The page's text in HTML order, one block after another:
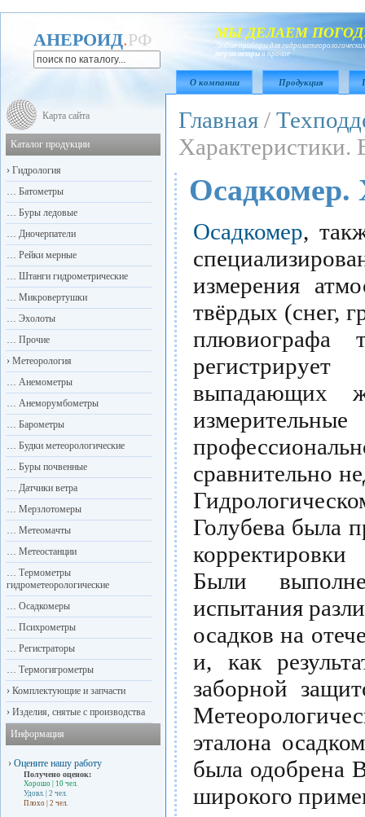
АНЕРОИД.РФ МЫ ДЕЛАЕМ
Любые приборы для
термометры и прочие
О компании Продукция
Главная /
Характеристики.
Осадкомер.
Осадкомер,
измерения
твёрдых (снег,
выпадающих
сравнительно
Голубева была
Были
испытания
осадков на
и, как
заборной
эталона
была одобрена
широкого
Карта сайта
Каталог продукции
› Гидрология
… Батометры
… Буры ледовые
… Дночерпатели
… Рейки мерные
… Штанги гидрометрические
… Микровертушки
… Эхолоты
… Прочие
› Метеорология
… Анемометры
… Анеморумбометры
… Барометры
… Будки метеорологические
… Буры почвенные
… Датчики ветра
… Мерзлотомеры
… Метеомачты
… Метеостанции
… Термометры
гидрометеорологические
… Осадкомеры
… Психрометры
… Регистраторы
… Термогигрометры
› Комплектующие и запчасти
› Изделия, снятые с производства
Информация
› Оцените нашу работу
Получено оценок:
Хорошо | 10 чел.
Удовл. | 2 чел.
Плохо | 2 чел.